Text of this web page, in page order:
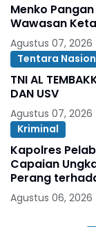
Menko
Wawasan
Agustus 07, 2026
Tentara
TNI AL
DAN USV
Agustus 07, 2026
Kriminal
Kapolres
Capaian
Perang
Narkoba
Agustus 06, 2026